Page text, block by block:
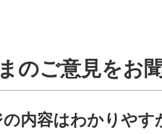
のご意見をお
内容はわかりやす